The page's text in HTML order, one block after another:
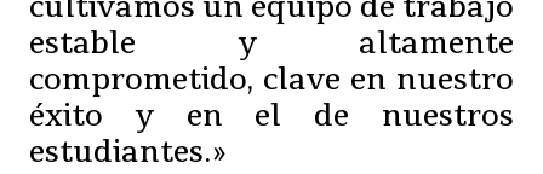
estable y altamente
comprometido, clave en nuestro
éxito y en el de nuestros
estudiantes.»